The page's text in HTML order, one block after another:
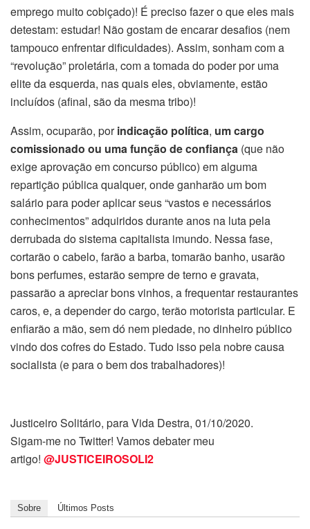
emprego muito cobiçado)! É preciso fazer o que eles mais
detestam: estudar! Não gostam de encarar desafios (nem
tampouco enfrentar dificuldades). Assim, sonham com a
“revolução” proletária, com a tomada do poder por uma
elite da esquerda, nas quais eles, obviamente, estão
incluídos (afinal, são da mesma tribo)!
Assim, ocuparão, porindicação política, um cargo
comissionado ou uma função de confiança (que não
exige aprovação em concurso público) em alguma
repartição pública qualquer, onde ganharão um bom
salário para poder aplicar seus “vastos e necessários
conhecimentos” adquiridos durante anos na luta pela
derrubada do sistema capitalista imundo. Nessa fase,
cortarão o cabelo, farão a barba, tomarão banho, usarão
bons perfumes, estarão sempre de terno e gravata,
passarão a apreciar bons vinhos, a frequentar restaurantes
caros, e, a depender do cargo, terão motorista particular. E
enfiarão a mão, sem dó nem piedade, no dinheiro público
vindo dos cofres do Estado. Tudo isso pela nobre causa
socialista (e para o bem dos trabalhadores)!
Justiceiro Solitário, para Vida Destra, 01/10/2020.
Sigam-me no Twitter! Vamos debater meu
artigo! @JUSTICEIROSOLI2
Sobre Últimos Posts